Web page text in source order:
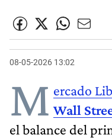
08-05-2026 13:02
M ercado
Wall
el balance del